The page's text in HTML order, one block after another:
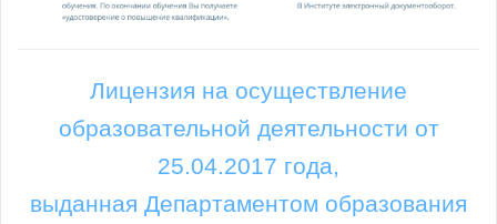
Лицензия на осуществление
образовательной деятельности от
25.04.2017 года,
выданная Департаментом образования